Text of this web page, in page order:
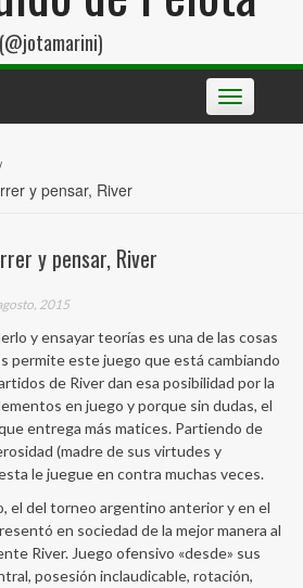
Toggle
navigation
y pensar, River
y pensar, River
2015
y ensayar teorías es una de las cosas
permite este juego que está cambiando
de River dan esa posibilidad por la
en juego y porque sin dudas, el
entrega más matices. Partiendo de
(madre de sus virtudes y
le juegue en contra muchas veces.
el del torneo argentino anterior y en el
en sociedad de la mejor manera al
River. Juego ofensivo «desde» sus
posesión inclaudicable, rotación,